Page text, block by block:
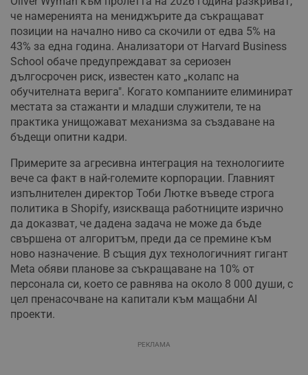
че намеренията на мениджърите да съкращават
позиции на начално ниво са скочили от едва 5% на
43% за една година. Анализатори от Harvard Business
School обаче предупреждават за сериозен
дългосрочен риск, известен като „колапс на
обучителната верига". Когато компаниите елиминират
местата за стажанти и младши служители, те на
практика унищожават механизма за създаване на
бъдещи опитни кадри.
Примерите за агресивна интеграция на технологиите
вече са факт в най-големите корпорации. Главният
изпълнителен директор Тоби Лютке въведе строга
политика в Shopify, изискваща работниците изрично
да доказват, че дадена задача не може да бъде
свършена от алгоритъм, преди да се премине към
ново назначение. В същия дух технологичният гигант
Meta обяви планове за съкращаване на 10% от
персонала си, което се равнява на около 8 000 души, с
цел пренасочване на капитали към мащабни AI
проекти.
РЕКЛАМА